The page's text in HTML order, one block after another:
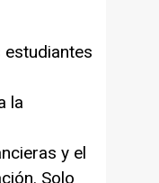
la
y el
Solo